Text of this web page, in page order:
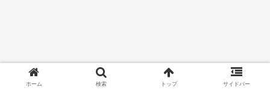
ホーム 検索 トップ サイドバー